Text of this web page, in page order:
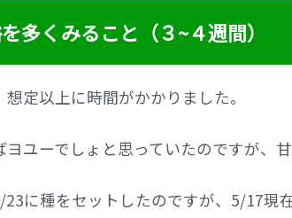
多くみること（３~４週間）
定以上に時間がかかりました。
ユーでしょと思っていたのですが、甘
に種をセットしたのですが、5/17現